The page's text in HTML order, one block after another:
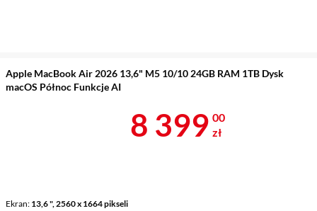
Apple MacBook Air 2026 13,6" M5 10/10 24GB RAM 1TB Dysk
macOS Północ Funkcje AI
Ekran 13,6 ", 2560 x 1664 pikseli
Cena 8 399 zł
8 399 00
zł